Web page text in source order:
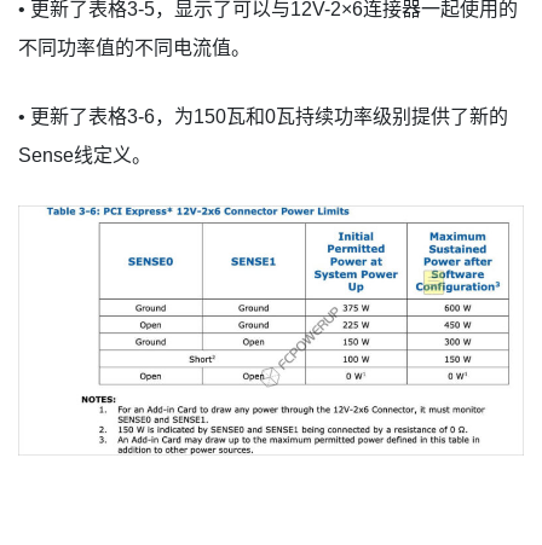
• 更新了表格3-5，显示了可以与12V-2×6连接器一起使用的
不同功率值的不同电流值。
• 更新了表格3-6，为150瓦和0瓦持续功率级别提供了新的
Sense线定义。